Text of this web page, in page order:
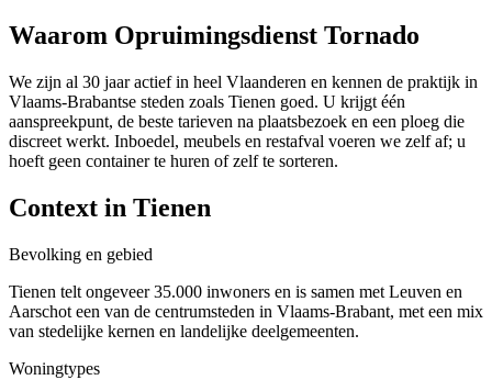
Waarom Opruimingsdienst Tornado
We zijn al 30 jaar actief in heel Vlaanderen en kennen de praktijk in
Vlaams-Brabantse steden zoals Tienen goed. U krijgt één
aanspreekpunt, de beste tarieven na plaatsbezoek en een ploeg die
discreet werkt. Inboedel, meubels en restafval voeren we zelf af; u
hoeft geen container te huren of zelf te sorteren.
Context in Tienen
Bevolking en gebied
Tienen telt ongeveer 35.000 inwoners en is samen met Leuven en
Aarschot een van de centrumsteden in Vlaams-Brabant, met een mix
van stedelijke kernen en landelijke deelgemeenten.
Woningtypes